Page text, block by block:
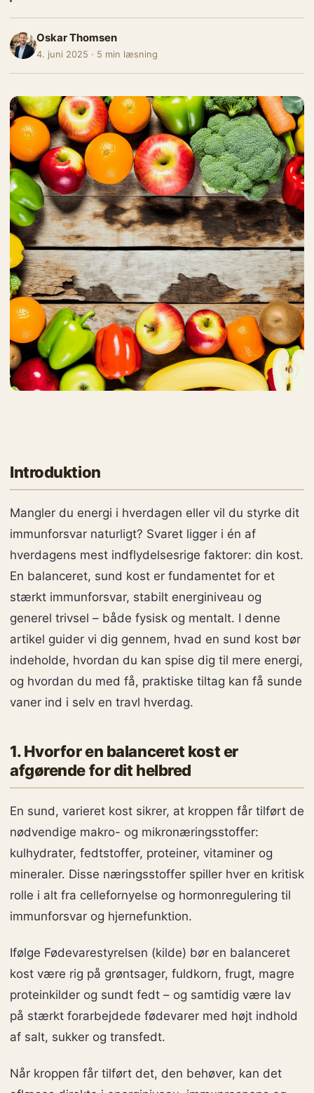
Oskar Thomsen
4. juni 2025 · 5 min læsning
Introduktion
Mangler du energi i hverdagen eller vil du styrke dit
immunforsvar naturligt? Svaret ligger i én af
hverdagens mest indflydelsesrige faktorer: din kost.
En balanceret, sund kost er fundamentet for et
stærkt immunforsvar, stabilt energiniveau og
generel trivsel – både fysisk og mentalt. I denne
artikel guider vi dig gennem, hvad en sund kost bør
indeholde, hvordan du kan spise dig til mere energi,
og hvordan du med få, praktiske tiltag kan få sunde
vaner ind i selv en travl hverdag.
1. Hvorfor en balanceret kost er
afgørende for dit helbred
En sund, varieret kost sikrer, at kroppen får tilført de
nødvendige makro- og mikronæringsstoffer:
kulhydrater, fedtstoffer, proteiner, vitaminer og
mineraler. Disse næringsstoffer spiller hver en kritisk
rolle i alt fra cellefornyelse og hormonregulering til
immunforsvar og hjernefunktion.
Ifølge Fødevarestyrelsen (kilde) bør en balanceret
kost være rig på grøntsager, fuldkorn, frugt, magre
proteinkilder og sundt fedt – og samtidig være lav
på stærkt forarbejdede fødevarer med højt indhold
af salt, sukker og transfedt.
Når kroppen får tilført det, den behøver, kan det